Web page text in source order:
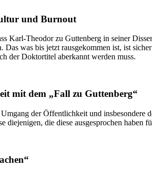
und Burnout
Karl-Theodor zu Guttenberg in seiner
Das was bis jetzt rausgekommen ist, ist
der Doktortitel aberkannt werden muss.
mit dem „Fall zu Guttenberg“
der Öffentlichkeit und
diejenigen, die diese ausgesprochen haben